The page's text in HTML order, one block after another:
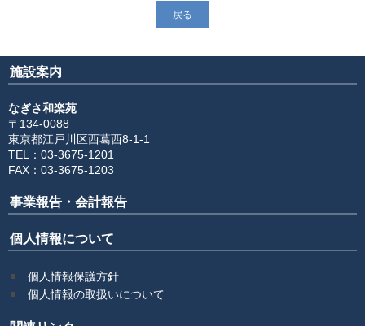
採用情報
ボランティアしてみませんか
相談窓口一覧
戻る
施設案内
なぎさ和楽苑
〒134-0088
東京都江戸川区西葛西8-1-1
TEL：03-3675-1201
FAX：03-3675-1203
事業報告・会計報告
個人情報について
個人情報保護方針
個人情報の取扱いについて